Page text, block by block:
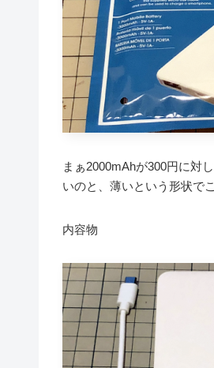
まぁ2000mAhが300円に対
いのと、薄いという形状で
内容物